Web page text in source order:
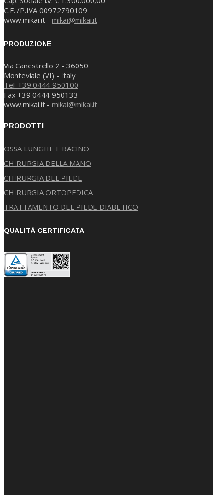
C.F. /P.IVA 00972790109
www.mikai.it - mikai@mikai.it
PRODUZIONE
Via Canestrello 2 - 36050
Monteviale (VI) - Italy
Tel. +39 0444 950100
Fax +39 0444 950133
www.mikai.it - mikai@mikai.it
PRODOTTI
OSSA LUNGHE E BACINO
CHIRURGIA DELLA MANO
CHIRURGIA DEL PIEDE
CHIRURGIA ORTOPEDICA
TRATTAMENTO DEL PIEDE DIABETICO
QUALITÀ CERTIFICATA